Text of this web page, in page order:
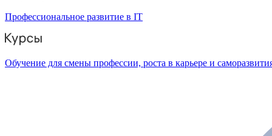
Профессиональное развитие в IT
Обучение для смены профессии, роста в карьере и